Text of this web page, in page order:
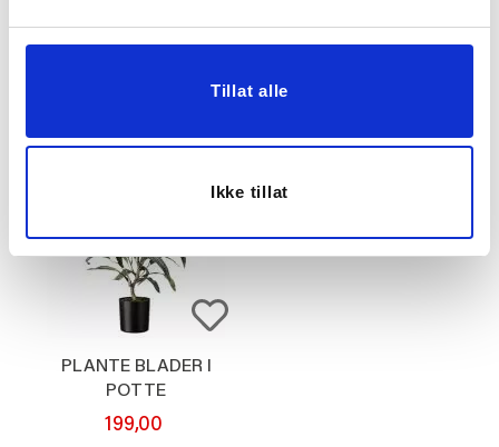
Tillat alle
Ikke tillat
129,00 1.199,00
PLANTE BLADER I
POTTE
199,00